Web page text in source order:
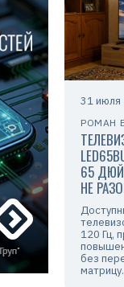
31 июля
РОМАН
65
НЕ
120 Гц,
без
матрицу.